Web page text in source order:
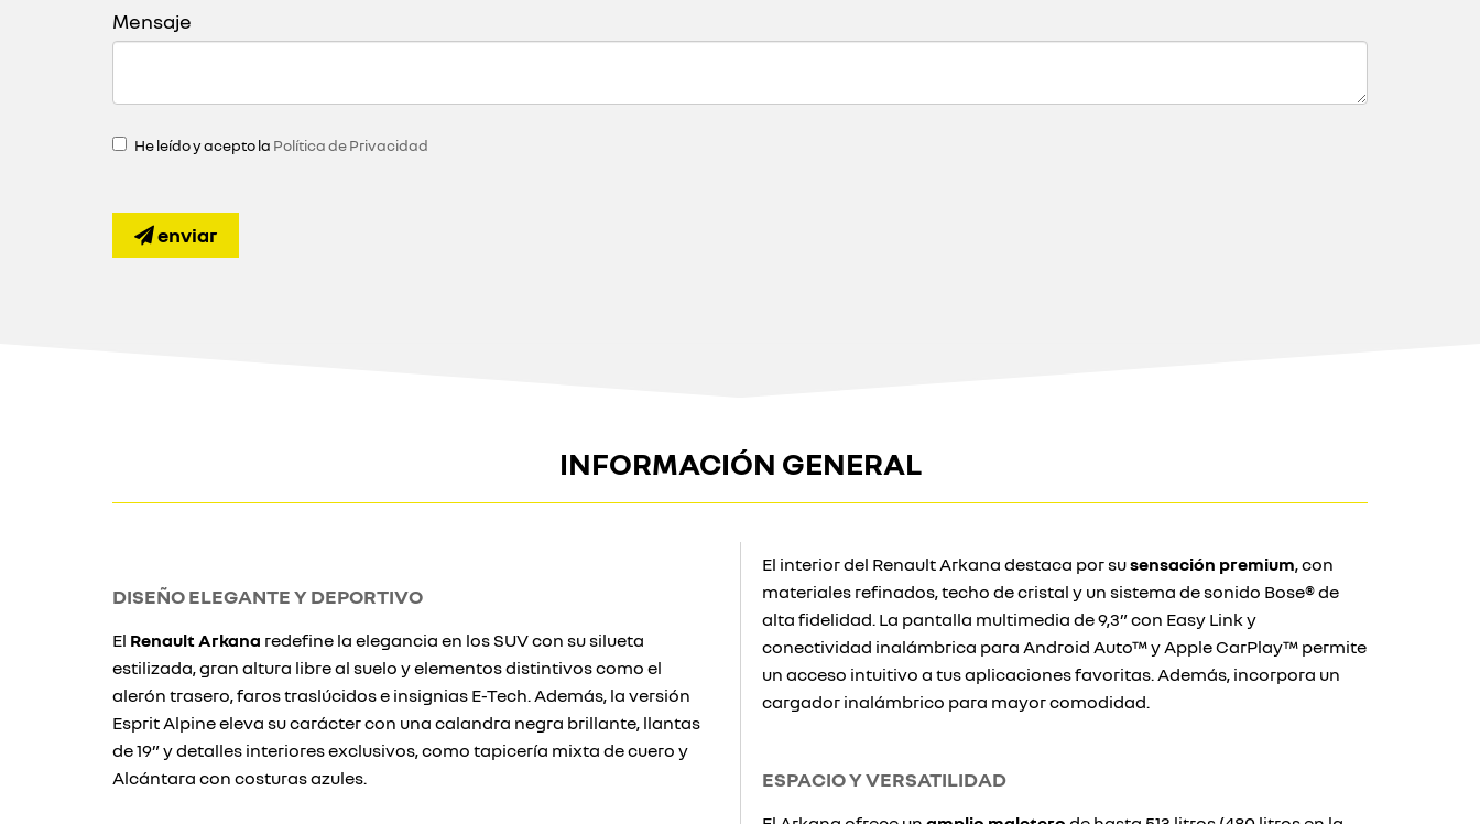
Mensaje
He leído y acepto la Política de Privacidad
enviar
INFORMACIÓN GENERAL
DISEÑO ELEGANTE Y DEPORTIVO
El Renault Arkana redefine la elegancia en los SUV con su silueta
estilizada, gran altura libre al suelo y elementos distintivos como el
alerón trasero, faros traslúcidos e insignias E-Tech. Además, la versión
Esprit Alpine eleva su carácter con una calandra negra brillante, llantas
de 19” y detalles interiores exclusivos, como tapicería mixta de cuero y
Alcántara con costuras azules.
El interior del Renault Arkana destaca por susensación premium, con
materiales refinados, techo de cristal y un sistema de sonido Bose® de
alta fidelidad. La pantalla multimedia de 9,3” con Easy Link y
conectividad inalámbrica para Android Auto™ y Apple CarPlay™ permite
un acceso intuitivo a tus aplicaciones favoritas. Además, incorpora un
cargador inalámbrico para mayor comodidad.
ESPACIO Y VERSATILIDAD